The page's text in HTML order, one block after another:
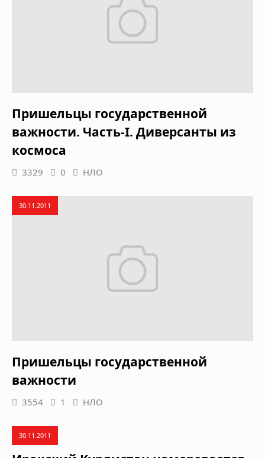
Пришельцы государственной
важности. Часть-І. Диверсанты из
космоса
3329 0 НЛО
30.11.2011
Пришельцы государственной
важности
3554 1 НЛО
30.11.2011